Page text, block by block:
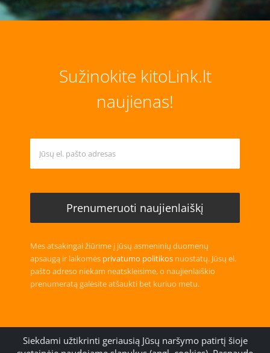
Sužinokite kitoLink.lt
naujienas!
Mes atsakingai žiūrime į jūsų asmeninių duomenų
apsaugą ir laikomės privatumo politikos nuostatų. Jūsų el.
pašto adreso niekam neatskleisime, o naujienlaiškio
prenumeratą galėsite atšaukti bet kuriuo metu.
Siekdami užtikrinti geriausią Jūsų naršymo patirtį šioje